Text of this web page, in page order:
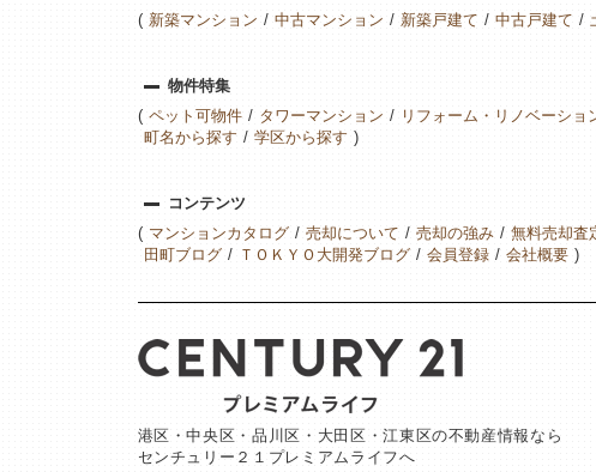
新築マンション
中古マンション 新築戸建て 中古戸建て
物件特集
ペット可物件
タワーマンション リフォーム・リノベーショ
町名から探す
学区から探す
コンテンツ
マンションカタログ
売却について 売却の強み 無料売却査
田町ブログ
ＴＯＫＹＯ大開発ブログ 会員登録 会社概要
港区・中央区・品川区・大田区・江東区の不動産情報なら
センチュリー２１プレミアムライフへ